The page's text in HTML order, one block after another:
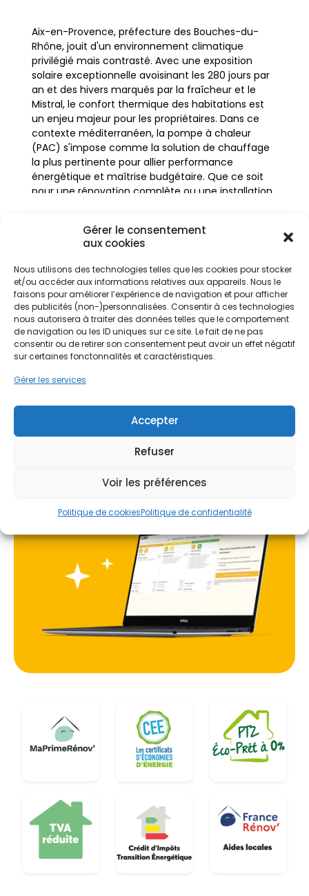
Gérer le consentement
aux cookies
Nous utilisons des technologies telles que les cookies pour stocker
et/ou accéder aux informations relatives aux appareils. Nous le
faisons pour améliorer l’expérience de navigation et pour afficher
des publicités (non-)personnalisées. Consentir à ces technologies
nous autorisera à traiter des données telles que le comportement
de navigation ou les ID uniques sur ce site. Le fait de ne pas
consentir ou de retirer son consentement peut avoir un effet négatif
sur certaines fonctonnalités et caractéristiques.
Gérer les services
Accepter
Refuser
Voir les préférences
Politique de cookiesPolitique de confidentialité
Aix-en-Provence, préfecture des Bouches-du-
Rhône, jouit d'un environnement climatique
privilégié mais contrasté. Avec une exposition
solaire exceptionnelle avoisinant les 280 jours par
an et des hivers marqués par la fraîcheur et le
Mistral, le confort thermique des habitations est
un enjeu majeur pour les propriétaires. Dans ce
contexte méditerranéen, la pompe à chaleur
(PAC) s'impose comme la solution de chauffage
la plus pertinente pour allier performance
énergétique et maîtrise budgétaire. Que ce soit
pour une rénovation complète ou une installation
chauffage efficace.
L'installation d'une PAC à Aix répond
spécifiquement aux défis thermiques de la région
Provence-Alpes-Côte d'Azur. Elle permet de
maintenir une température agréable durant les
périodes froides tout en préparant le logement
aux pics de chaleur estivaux grâce à sa fonction
historiques comme le Mazarin ou les zones plus
cette technologie représente un pas décisif vers
l'indépendance énergétique et la valorisation du
patrimoine immobilier local.
Ne passez pas à côté de vos
aides !
Faites vite, les budgets
limités. Les dossiers sont traités
par ordre d'arrivée.
Contactez-nous maintenant
pour maximiser vos aides !
Je prends rdv !